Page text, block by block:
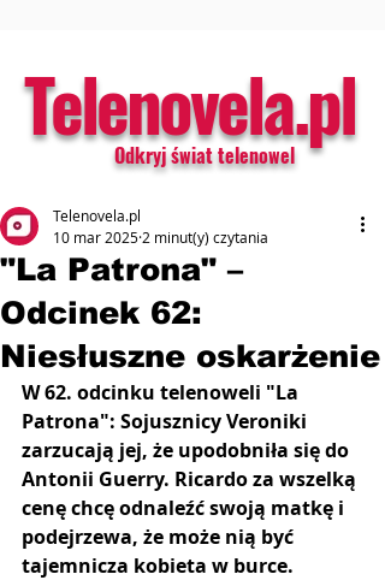
Telenovela.pl
Odkryj świat telenowel
"La Patrona" –
Odcinek 62:
Niesłuszne oskarżenie
Telenovela.pl
10 mar 2025 2 minut(y) czytania
W 62. odcinku telenoweli "La
Patrona": Sojusznicy Veroniki
zarzucają jej, że upodobniła się do
Antonii Guerry. Ricardo za wszelką
cenę chcę odnaleźć swoją matkę i
podejrzewa, że może nią być
tajemnicza kobieta w burce.